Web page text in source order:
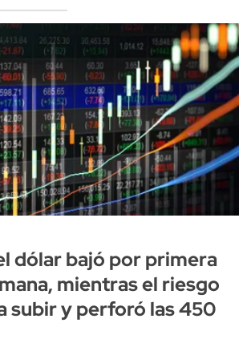
dólar bajó por primera
mientras el riesgo
subir y perforó las 450